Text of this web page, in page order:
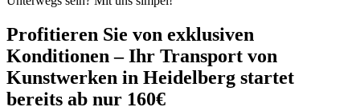
Profitieren Sie von exklusiven
Konditionen – Ihr Transport von
Kunstwerken in Heidelberg startet
bereits ab nur 160€